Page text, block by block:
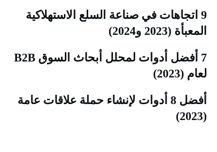
9 اتجاهات في صناعة السلع الاستهلاكية
(2023 و2024)
7 أفضل أدوات لمحلل أبحاث السوق B2B
(2023)
أفضل 8 أدوات لإنشاء حملة علاقات عامة